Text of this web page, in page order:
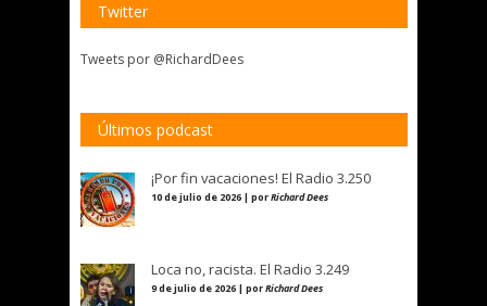
Twitter
Tweets por @RichardDees
Últimos podcast
¡Por fin vacaciones! El Radio 3.250
10 de julio de 2026 | porRichard Dees
Loca no, racista. El Radio 3.249
9 de julio de 2026 | porRichard Dees